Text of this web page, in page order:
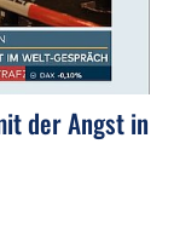
der Angst in